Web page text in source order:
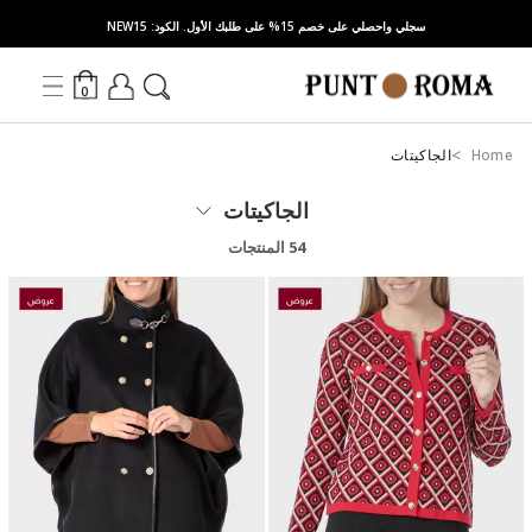
سجلي واحصلي على خصم 15% على طلبك الأول. الكود: NEW15
0
Home الجاكيتات
الجاكيتات
54 المنتجات